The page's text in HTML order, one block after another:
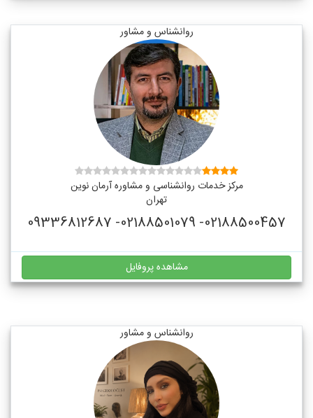
روانشناس و مشاور
مرکز خدمات روانشناسی و مشاوره آرمان نوین
تهران
02188500457- 02188501079- 09336812687
مشاهده پروفایل
روانشناس و مشاور